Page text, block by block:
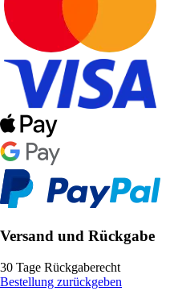
Versand und Rückgabe
30 Tage Rückgaberecht
Bestellung zurückgeben